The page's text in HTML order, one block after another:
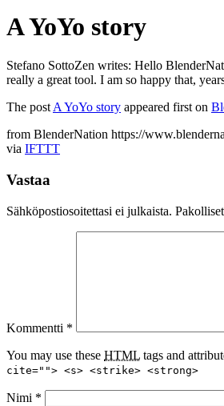
A YoYo story
Stefano SottoZen writes: Hello
really a great tool. I am so happy that,
The postA YoYo story appeared first on
from BlenderNation https://
via IFTTT
Vastaa
Sähköpostiosoitettasi ei julkaista.
Kommentti *
You may use these HTML tags and
cite=""> <s> <strike> <strong>
Nimi *